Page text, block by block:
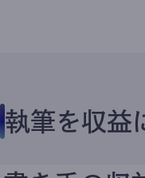
執筆を収益